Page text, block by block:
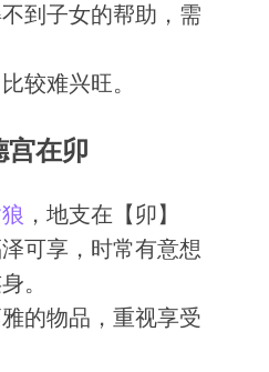
到子女的帮助，需
较难兴旺。
宫在卯
，地支在【卯】
可享，时常有意想
。
的物品，重视享受